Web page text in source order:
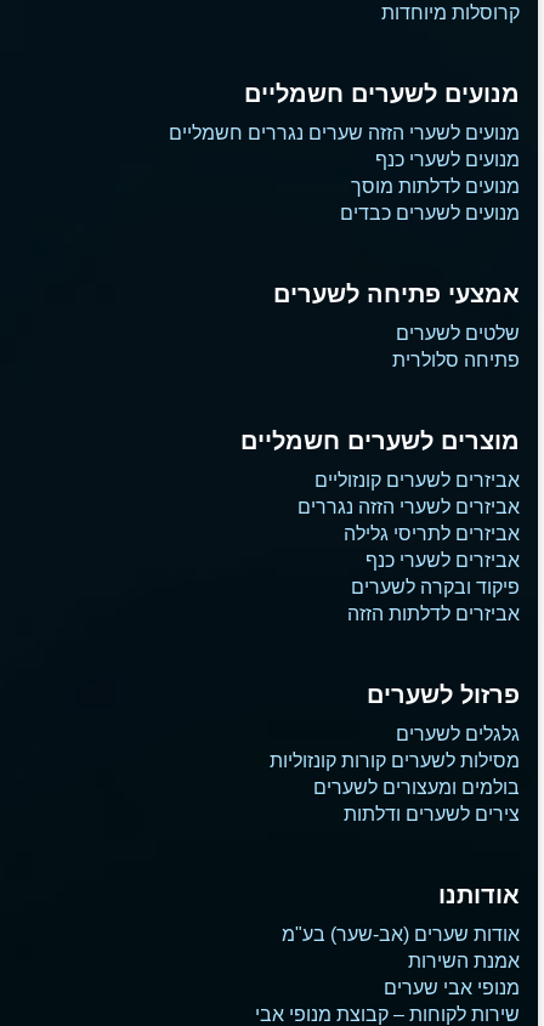
קרוסלות מיוחדות
מנועים לשערים חשמליים
מנועים לשערי הזזה שערים נגררים חשמליים
מנועים לשערי כנף
מנועים לדלתות מוסך
מנועים לשערים כבדים
אמצעי פתיחה לשערים
שלטים לשערים
פתיחה סלולרית
מוצרים לשערים חשמליים
אביזרים לשערים קונזוליים
אביזרים לשערי הזזה נגררים
אביזרים לתריסי גלילה
אביזרים לשערי כנף
פיקוד ובקרה לשערים
אביזרים לדלתות הזזה
פרזול לשערים
גלגלים לשערים
מסילות לשערים קורות קונזוליות
בולמים ומעצורים לשערים
צירים לשערים ודלתות
אודותנו
אודות שערים (אב-שער) בע"מ
אמנת השירות
מנופי אבי שערים
שירות לקוחות – קבוצת מנופי אבי